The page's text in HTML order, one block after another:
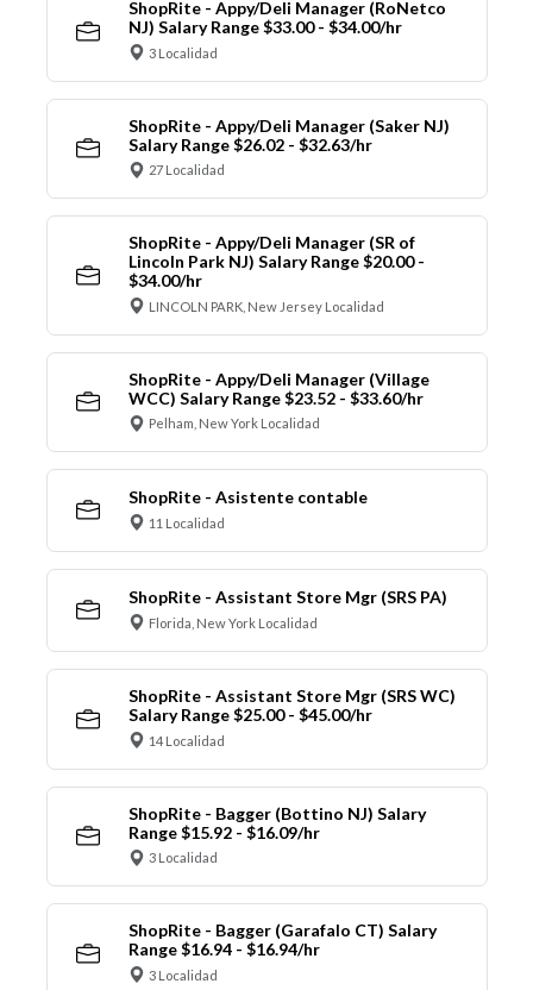
ShopRite - Appy/Deli Manager (RoNetco
NJ) Salary Range $33.00 - $34.00/hr
3 Localidad
ShopRite - Appy/Deli Manager (Saker NJ)
Salary Range $26.02 - $32.63/hr
27 Localidad
ShopRite - Appy/Deli Manager (SR of
Lincoln Park NJ) Salary Range $20.00 -
$34.00/hr
LINCOLN PARK, New Jersey Localidad
ShopRite - Appy/Deli Manager (Village
WCC) Salary Range $23.52 - $33.60/hr
Pelham, New York Localidad
ShopRite - Asistente contable
11 Localidad
ShopRite - Assistant Store Mgr (SRS PA)
Florida, New York Localidad
ShopRite - Assistant Store Mgr (SRS WC)
Salary Range $25.00 - $45.00/hr
14 Localidad
ShopRite - Bagger (Bottino NJ) Salary
Range $15.92 - $16.09/hr
3 Localidad
ShopRite - Bagger (Garafalo CT) Salary
Range $16.94 - $16.94/hr
3 Localidad